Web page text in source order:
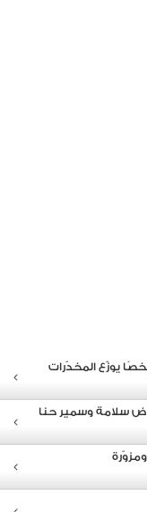
يوزّع المخدّرات
سلامة وسمير حنا